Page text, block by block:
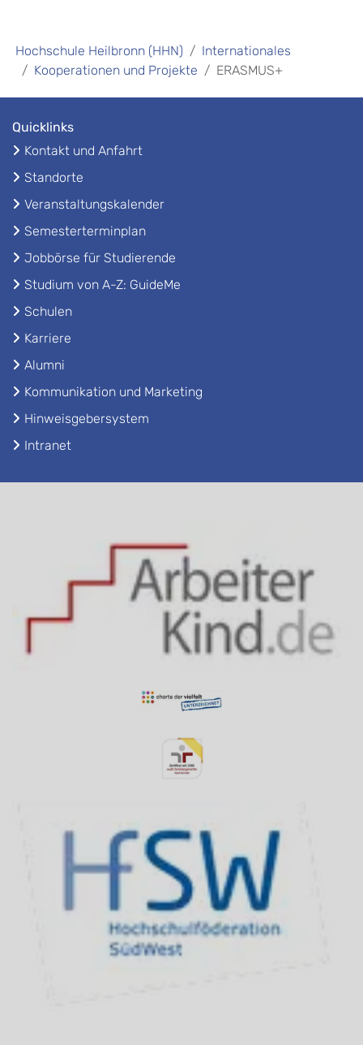
Hochschule Heilbronn (HHN)
Internationales
Kooperationen und Projekte
ERASMUS+
Quicklinks
Kontakt und Anfahrt
Standorte
Veranstaltungskalender
Semesterterminplan
Jobbörse für Studierende
Studium von A-Z: GuideMe
Schulen
Karriere
Alumni
Kommunikation und Marketing
Hinweisgebersystem
Intranet